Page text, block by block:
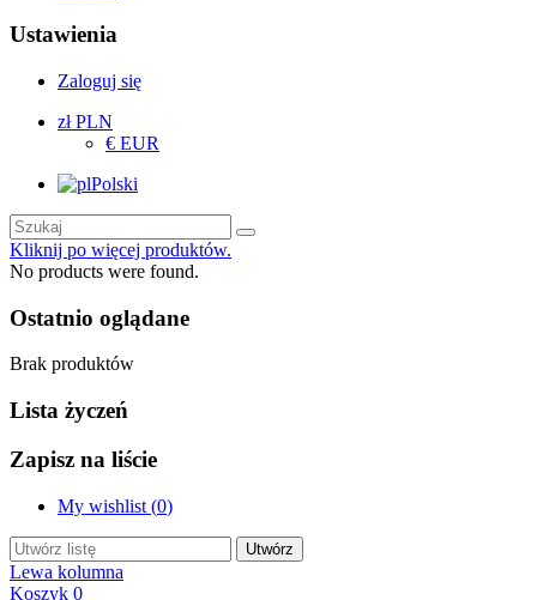
Ustawienia
Zaloguj się
zł PLN
€ EUR
Polski
Kliknij po więcej produktów.
No products were found.
Ostatnio oglądane
Brak produktów
Lista życzeń
Zapisz na liście
My wishlist (0)
Utwórz
Lewa kolumna
Koszyk 0